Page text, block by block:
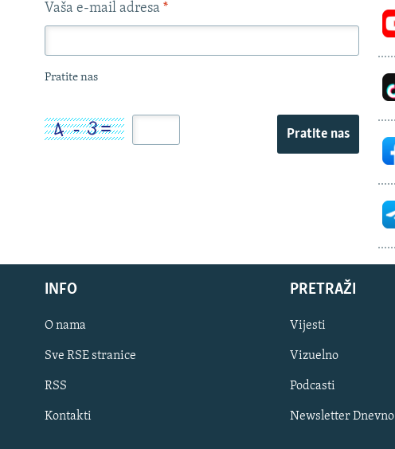
Vaša e-mail adresa *
Pratite nas
Pratite nas
INFO
O nama
Sve RSE stranice
RSS
Kontakti
PRETRAŽI
Vijesti
Vizuelno
Podcasti
Newsletter Dnevno